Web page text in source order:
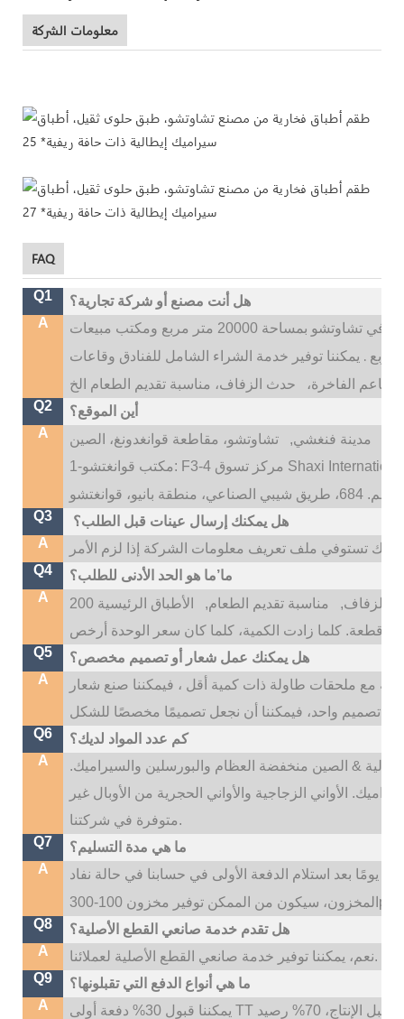
معلومات الشركة
FAQ
Q1
هل أنت مصنع أو شركة تجارية؟
A
نحن شركة تصنيع أدوات المائدة الخزفية. يقع مصنعنا في تشاوتشو بمساحة 20000 متر مربع ومكتب مبيعات
. يمكننا توفير خدمة الشراء الشامل للفنادق وقاعات
الفاخرة،
Q2
أين الموقع؟
A
مدينة فنغشي,
Q3
هل يمكنك إرسال عينات قبل الطلب؟
A
Q4
ما’ما هو الحد الأدنى للطلب؟
A
الزفاف, مناسبة تقديم الطعام, الأطباق الرئيسية 200
Q5
هل يمكنك عمل شعار أو تصميم مخصص؟
A
إذا كانت اللوحات الرئيسية أكثر من 500 قطعة مع ملحقات طاولة ذات كمية أقل ، فيمكننا صنع شعار
Q6
كم عدد المواد لديك؟
A
عالية & الصين منخفضة العظام والبورسلين والسيراميك.
الأواني الزجاجية والأواني الحجرية من الأوبال غير
متوفرة في شركتنا.
Q7
ما هي مدة التسليم؟
A
عادةً ما يكون وقت التسليم لدينا هو 35 ~ 45 يومًا بعد استلام الدفعة الأولى في حسابنا في حالة نفاد
Q8
A
نعم، يمكننا توفير خدمة صانعي القطع الأصلية لعملائنا.
Q9
ما هي أنواع الدفع التي تقبلونها؟
A
يمكننا قبول 30% دفعة أولى TT قبل الإنتاج، 70% رصيد TT قبل التسليم؛ إذا كنت بحاجة إلى شعار مخصص،